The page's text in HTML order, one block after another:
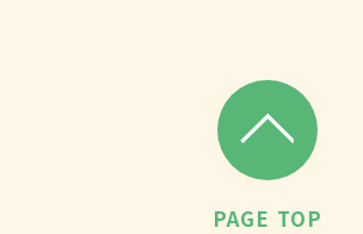
PAGE TOP